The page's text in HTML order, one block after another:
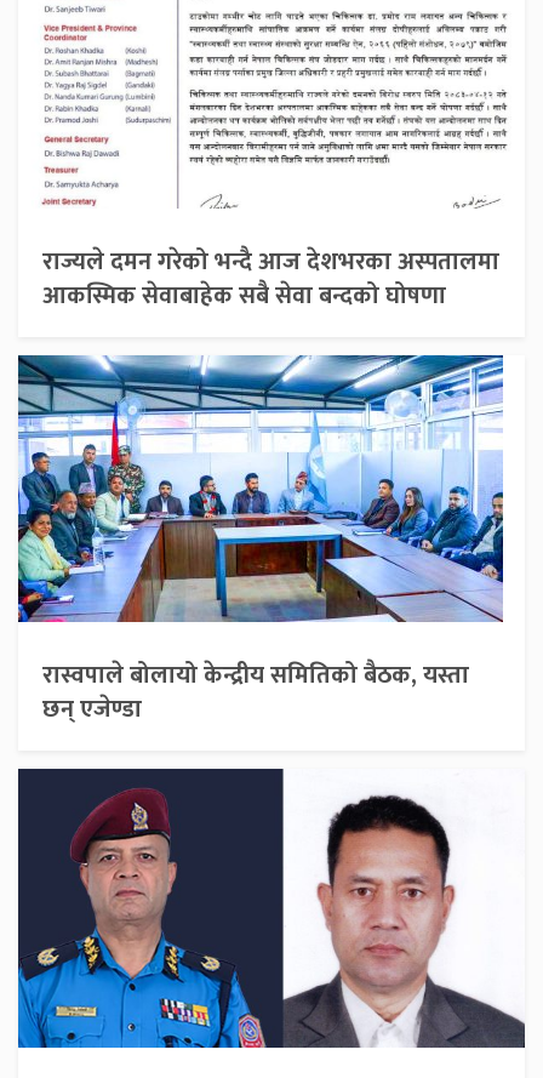
राज्यले दमन गरेको भन्दै आज देशभरका अस्पतालमा
आकस्मिक सेवाबाहेक सबै सेवा बन्दको घोषणा
रास्वपाले बोलायो केन्द्रीय समितिको बैठक, यस्ता
छन् एजेण्डा